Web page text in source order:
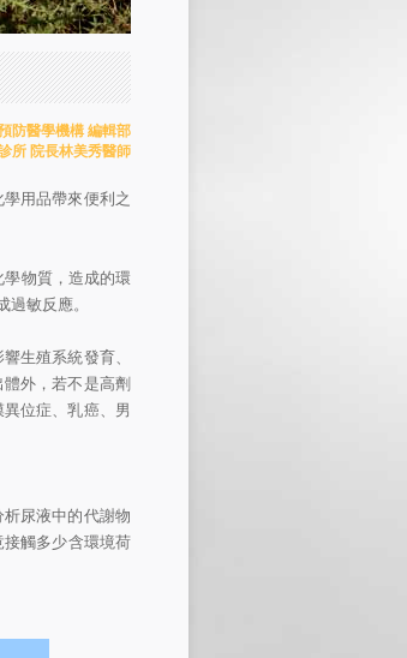
防醫學機構 編輯部
所 院長林美秀醫師
用品帶來便利之
物質，造成的環
敏反應。
生殖系統發育、
外，若不是高劑
位症、乳癌、男
尿液中的代謝物
觸多少含環境荷